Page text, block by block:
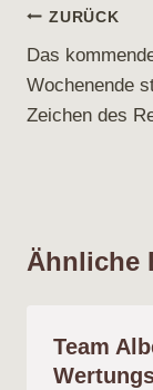
ZURÜCK
Das
Wochenende
Zeichen des
Ähnliche
Team